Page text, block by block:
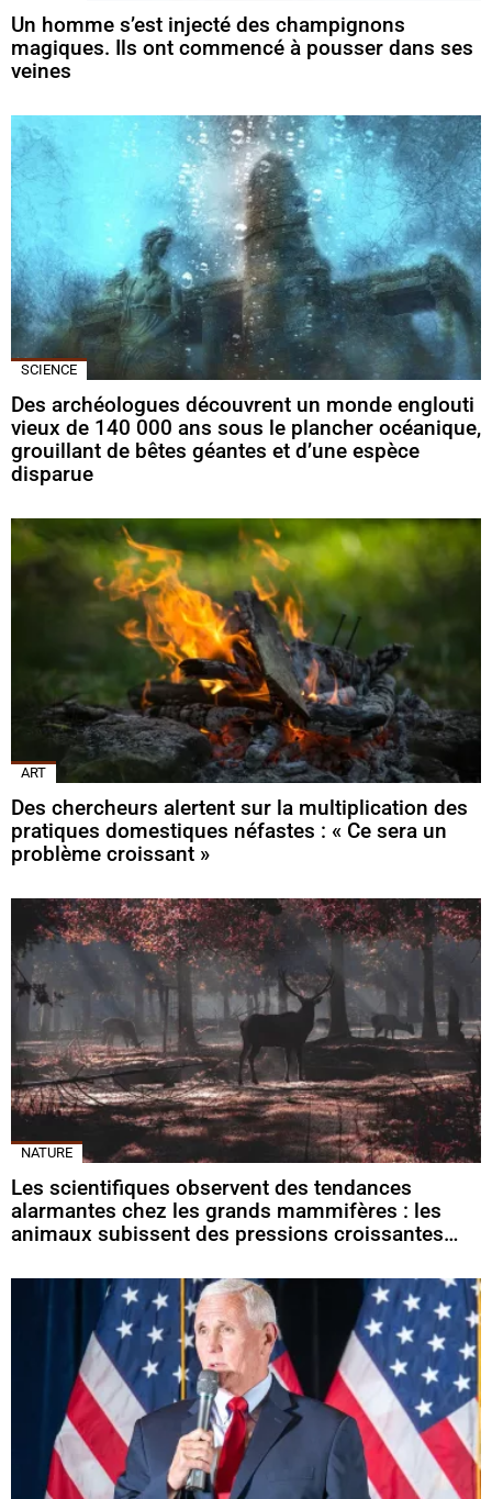
Un homme s’est injecté des champignons
magiques. Ils ont commencé à pousser dans ses
veines
SCIENCE
Des archéologues découvrent un monde englouti
vieux de 140 000 ans sous le plancher océanique,
grouillant de bêtes géantes et d’une espèce
disparue
ART
Des chercheurs alertent sur la multiplication des
pratiques domestiques néfastes : « Ce sera un
problème croissant »
NATURE
Les scientifiques observent des tendances
alarmantes chez les grands mammifères : les
animaux subissent des pressions croissantes…